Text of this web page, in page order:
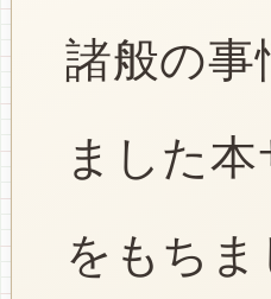
諸般の事
ました
をもち